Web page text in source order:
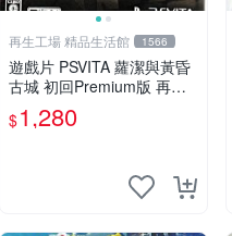
再生工場 精品生活館 1566
遊戲片 PSVITA 蘿潔與黃昏
古城 初回Premium版 再生
工場 01
$1,280